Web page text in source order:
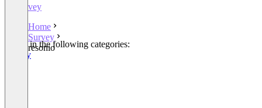
Survey
Home
Survey
resonio
Listed in the following categories:
Survey